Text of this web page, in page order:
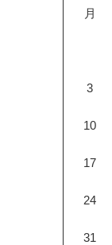
月
3
10
17
24
31